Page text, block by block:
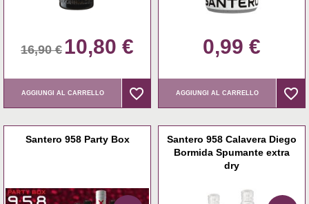
16,90 € 10,80 €
AGGIUNGI AL CARRELLO favorite_border
favorite_border
0,99 €
AGGIUNGI AL CARRELLO favorite_border
favorite_border
Santero 958 Party Box
Santero 958 Calavera Diego
Bormida Spumante extra
dry